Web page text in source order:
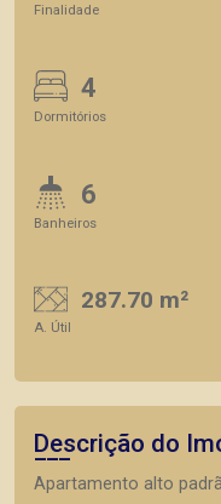
Finalidade
4
Dormitórios
6
Banheiros
287.70 m²
A. Útil
Descrição do
Apartamento alto